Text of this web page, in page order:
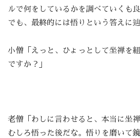
ルで何をしているかを調べていくも
でも、最終的には悟りという答えに辿
小僧「えっと、ひょっとして坐禅を
ですか？」
老僧「わしに言わせると、本当に坐
むしろ悟った後だな。悟りを磨いて